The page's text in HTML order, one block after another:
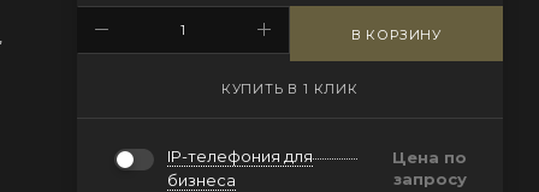
В КОРЗИНУ
КУПИТЬ В 1 КЛИК
IP-телефония для
бизнеса
Цена по
запросу